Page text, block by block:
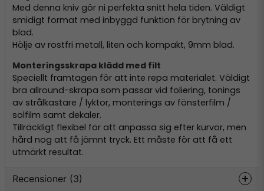
Med denna kniv gör ni perfekta snitt hela tiden. Väldigt
smidigt format med inbyggd funktion för brytning av
blad.
Hölje av rostfri metall, liten och kompakt, 9mm blad.
Monteringsskrapa klädd med filt
Speciellt framtagen för att inte repa materialet. Väldigt
bra allround-skrapa som passar vid foliering, tonings
av strålkastare / lyktor, monterings av fönsterfilm /
solfilm samt dekaler.
Tillräckligt flexibel för att anpassa sig efter kurvor, men
hård nog att få jämnt tryck. Ett måste för att få ett
utmärkt resultat.
Recensioner (3)